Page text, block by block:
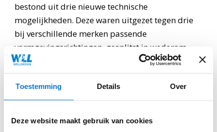
Toestemming Details Over
Deze website maakt gebruik van cookies
bestond uit drie nieuwe technische
mogelijkheden. Deze waren uitgezet tegen drie
bij verschillende merken passende
vormgevingsrichtingen, gesplitst in wederom
drie versies voor de low-end, mid-end en high-
end markt.